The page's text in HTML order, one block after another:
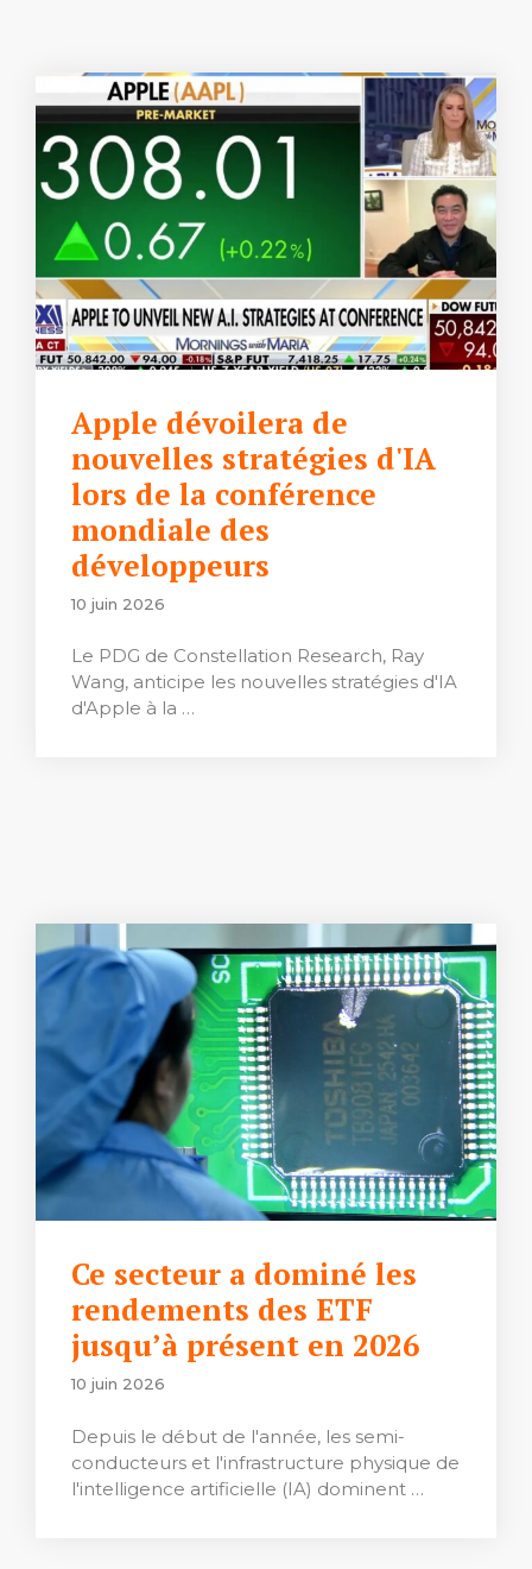
Apple dévoilera de
nouvelles stratégies d'IA
lors de la conférence
mondiale des
développeurs
10 juin 2026
Le PDG de Constellation Research, Ray
Wang, anticipe les nouvelles stratégies d'IA
d'Apple à la …
Ce secteur a dominé les
rendements des ETF
jusqu’à présent en 2026
10 juin 2026
Depuis le début de l'année, les semi-
conducteurs et l'infrastructure physique de
l'intelligence artificielle (IA) dominent …